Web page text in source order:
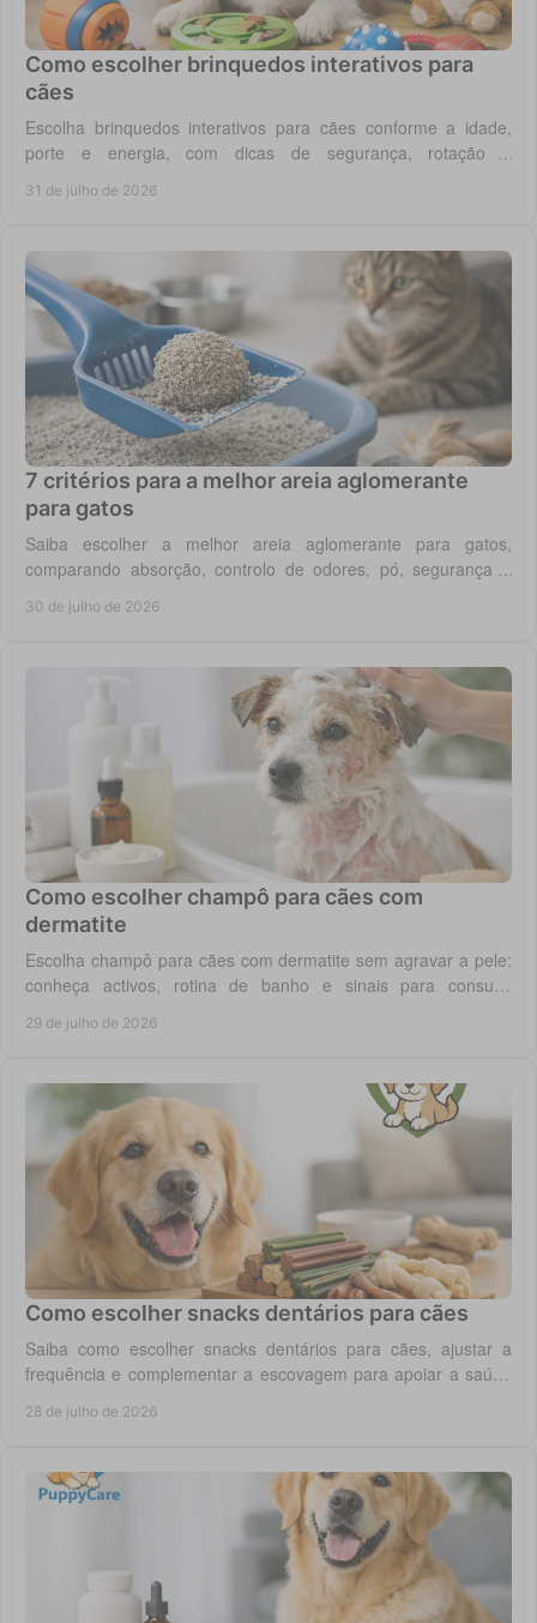
Como escolher brinquedos interativos para
cães
Escolha brinquedos interativos para cães conforme a idade,
porte e energia, com dicas de segurança, rotação e
31 de julho de 2026
7 critérios para a melhor areia aglomerante
para gatos
Saiba escolher a melhor areia aglomerante para gatos,
comparando absorção, controlo de odores, pó, segurança e
30 de julho de 2026
Como escolher champô para cães com
dermatite
Escolha champô para cães com dermatite sem agravar a pele:
conheça activos, rotina de banho e sinais para consulta
29 de julho de 2026
Como escolher snacks dentários para cães
Saiba como escolher snacks dentários para cães, ajustar a
frequência e complementar a escovagem para apoiar a saúde
28 de julho de 2026